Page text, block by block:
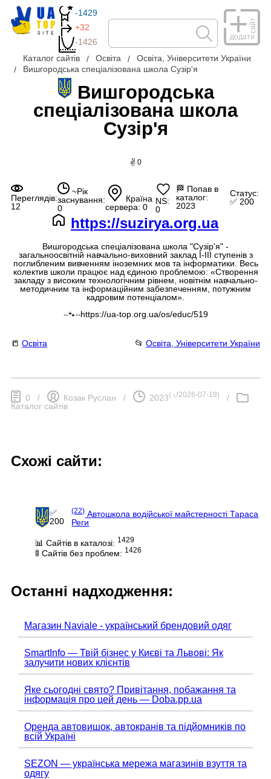
-1429
+32
-1426
додати
сайт
Каталог сайтів Освіта
Освіта, Університети України
Вишгородська спеціалізована школа Сузір'я
Вишгородська
спеціалізована школа
Сузір'я
✌ 0
Переглядів:
12
~Рік
заснування:
0
Країна
сервера: 0
NS:
0
🏁 Попав в
каталог:
2023
Статус:
✅ 200
https://suzirya.org.ua
Вишгородська спеціалізована школа "Сузір'я" -
загальноосвітній навчально-виховний заклад I-III ступенів з
поглибленим вивченням іноземних мов та інформатики. Весь
колектив школи працює над єдиною проблемою: «Створення
закладу з високим технологічним рівнем, новітнім навчально-
методичним та інформаційним забезпеченням, потужним
кадровим потенціалом».
--🐾--https://ua-top.org.ua/os/educ/519
📒 Освіта 📂 Освіта, Університети України
0 / Козак Руслан / 2023( ⮍2026-07-19)
/
Каталог сайтів
Схожі сайти:
✅
200
(22)Автошкола водійської майстерності Тараса
Реги
📊 Сайтів в каталозі: 1429
🚦 Сайтів без проблем: 1426
Останні надходження:
Магазин Naviale - український брендовий одяг
SmartInfo — Твій бізнес у Києві та Львові: Як
залучити нових клієнтів
Яке сьогодні свято? Привітання, побажання та
інформація про цей день — Doba.pp.ua
Оренда автовишок, автокранів та підйомників по
всій Україні
SEZON — українська мережа магазинів взуття та
одягу